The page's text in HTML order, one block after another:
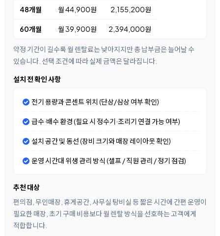
48개월 월 44,900원 2,155,200원
60개월 월 39,900원 2,394,000원
약정 기간이 길수록 월 렌탈료는 낮아지지만 총 납부금은 늘어날 수
있습니다. 선택 조건에 따라 실제 금액은 달라집니다.
설치 전 확인 사항
전기 용량과 콘센트 위치 (단상/삼상 여부 확인)
급수·배수 환경 (필요 시 정수기·조리기 연결 가능 여부)
설치 공간 및 동선 (장비 크기와 매장 레이아웃 확인)
운영 시간대 위생 관리 방식 (셀프 / 직원 관리 / 정기 점검)
추천 대상
편의점, 무인매장, 휴게공간, 사무실 탕비실 등 짧은 시간에 간편 운영이
필요한 매장, 초기 구매 비용보다 월 렌탈 방식을 선호하는 고객에게
적합합니다.